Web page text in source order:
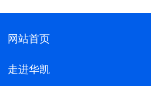
网站首页
走进华凯